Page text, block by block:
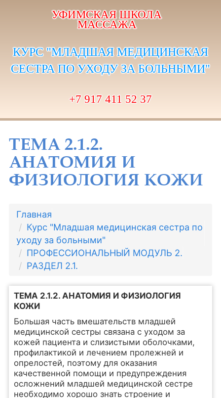
УФИМСКАЯ ШКОЛА
МАССАЖА
КУРС "МЛАДШАЯ МЕДИЦИНСКАЯ
СЕСТРА ПО УХОДУ ЗА БОЛЬНЫМИ"
+7 917 411 52 37
ТЕМА 2.1.2.
АНАТОМИЯ И
ФИЗИОЛОГИЯ КОЖИ
Главная
Курс "Младшая медицинская сестра по
уходу за больными"
ПРОФЕССИОНАЛЬНЫЙ МОДУЛЬ 2.
РАЗДЕЛ 2.1.
ТЕМА 2.1.2. АНАТОМИЯ И ФИЗИОЛОГИЯ
КОЖИ
Большая часть вмешательств младшей
медицинской сестры связана с уходом за
кожей пациента и слизистыми оболочками,
профилактикой и лечением пролежней и
опрелостей, поэтому для оказания
качественной помощи и предупреждения
осложнений младшей медицинской сестре
необходимо хорошо знать строение и